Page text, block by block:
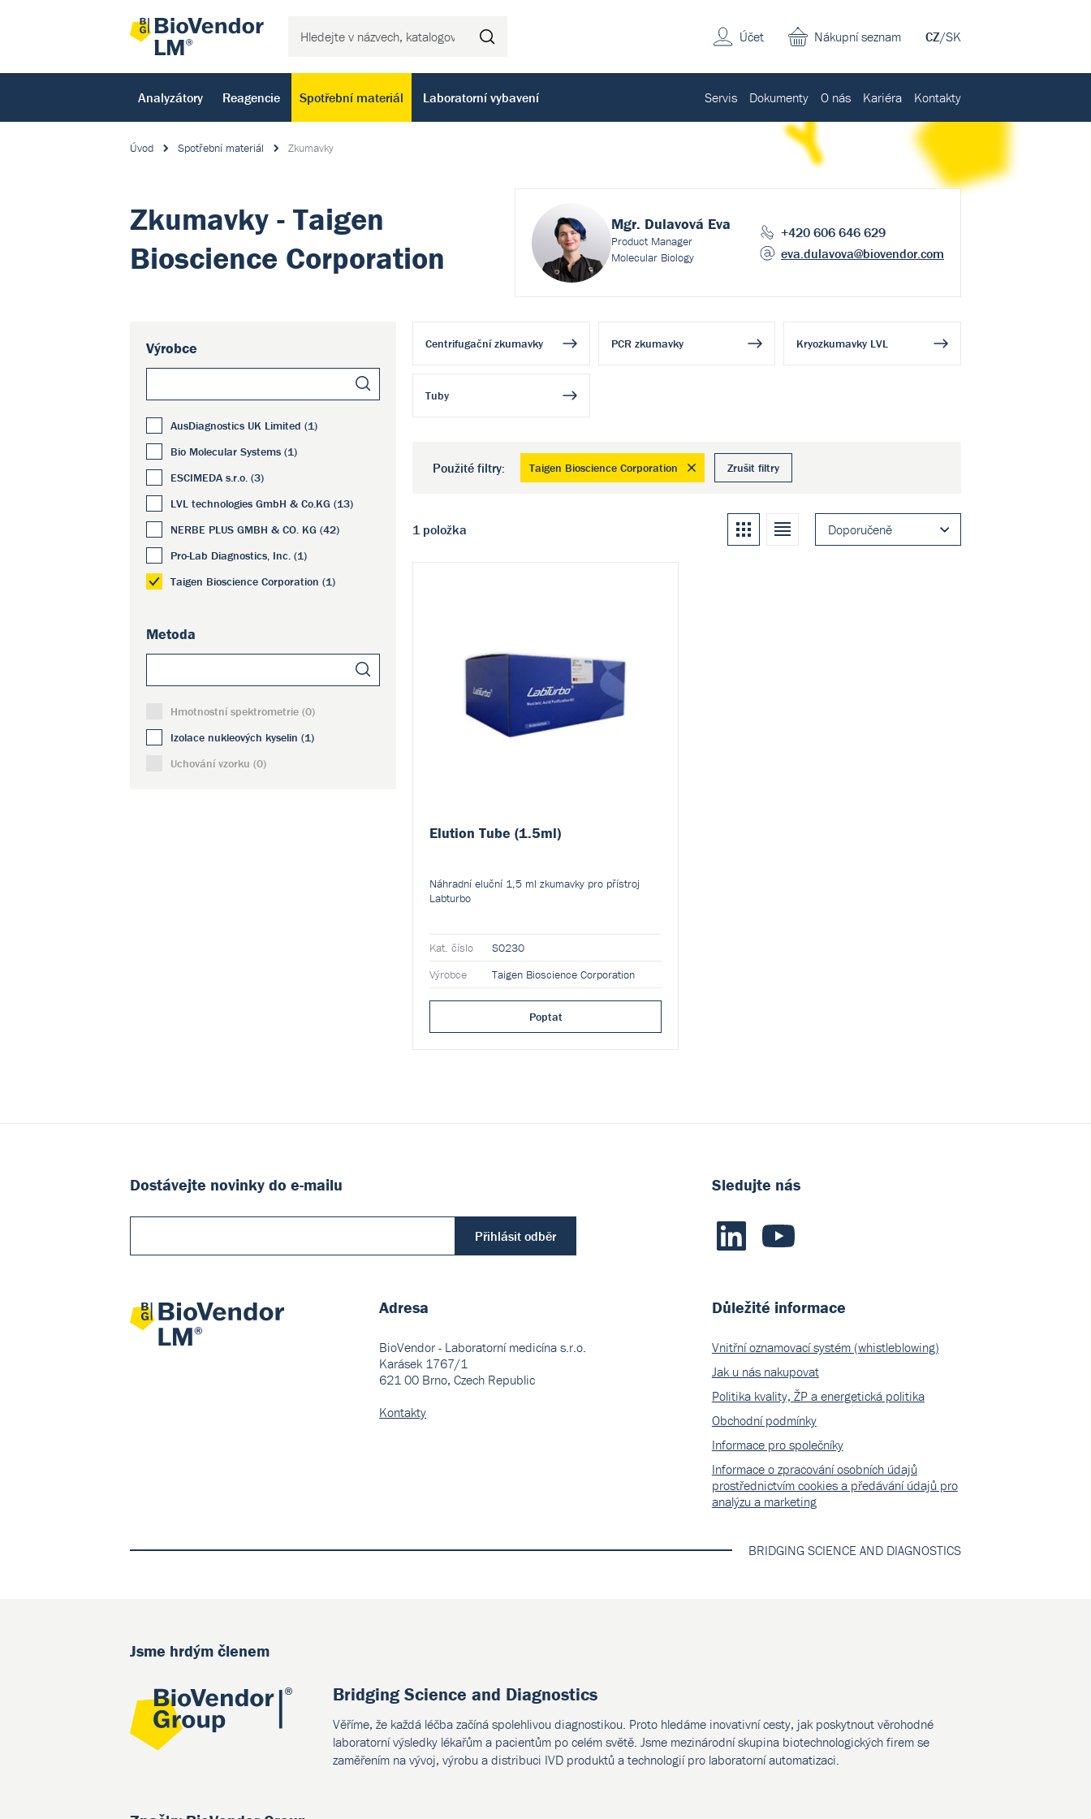
CZ/SK
Nákupní seznam
Účet
Analyzátory Reagencie Spotřební materiál Laboratorní vybavení Servis Dokumenty O nás Kariéra Kontakty
Úvod Spotřební materiál Zkumavky
Zkumavky - Taigen
Bioscience Corporation
Mgr. Dulavová Eva
Product Manager
Molecular Biology
+420 606 646 629
eva.dulavova@biovendor.com
Výrobce
AusDiagnostics UK Limited (1)
Bio Molecular Systems (1)
ESCIMEDA s.r.o. (3)
LVL technologies GmbH & Co.KG (13)
NERBE PLUS GMBH & CO. KG (42)
Pro-Lab Diagnostics, Inc. (1)
Taigen Bioscience Corporation (1)
Metoda
Hmotnostní spektrometrie (0)
Izolace nukleových kyselin (1)
Uchování vzorku (0)
Centrifugační zkumavky PCR zkumavky Kryozkumavky LVL
Tuby
Použité filtry: Taigen Bioscience Corporation Zrušit filtry
1 položka Doporučeně
Kachle Seznam
Elution Tube (1.5ml)
Náhradní eluční 1,5 ml zkumavky pro přístroj
Labturbo
Kat. číslo
S0230
Výrobce
Taigen Bioscience Corporation
Poptat
Dostávejte novinky do e-mailu
Přihlásit odběr
Adresa
BioVendor - Laboratorní medicína s.r.o.
Karásek 1767/1
621 00 Brno, Czech Republic
Kontakty
Sledujte nás
Důležité informace
Vnitřní oznamovací systém (whistleblowing)
Jak u nás nakupovat
Politika kvality, ŽP a energetická politika
Obchodní podmínky
Informace pro společníky
Informace o zpracování osobních údajů
prostřednictvím cookies a předávání údajů pro
analýzu a marketing
BRIDGING SCIENCE AND DIAGNOSTICS
Jsme hrdým členem
Bridging Science and Diagnostics
Věříme, že každá léčba začíná spolehlivou diagnostikou. Proto hledáme inovativní cesty, jak poskytnout věrohodné
laboratorní výsledky lékařům a pacientům po celém světě. Jsme mezinárodní skupina biotechnologických firem se
zaměřením na vývoj, výrobu a distribuci IVD produktů a technologií pro laboratorní automatizaci.